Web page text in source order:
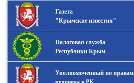
Газета
"Крымские известия"
Налоговая служба
Республики Крым
Уполномоченный по правам